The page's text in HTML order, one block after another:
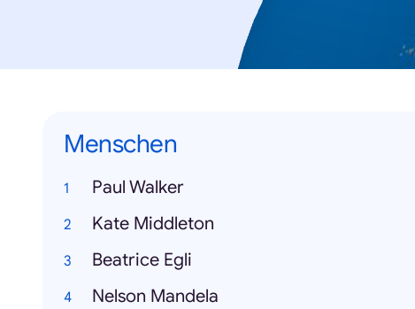
Menschen
Paul Walker
Kate Middleton
Beatrice Egli
Nelson Mandela